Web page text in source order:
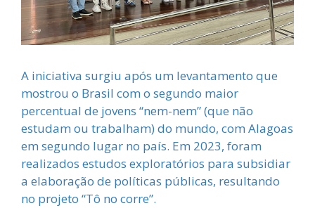
A iniciativa surgiu após um levantamento que
mostrou o Brasil com o segundo maior
percentual de jovens “nem-nem” (que não
estudam ou trabalham) do mundo, com Alagoas
em segundo lugar no país. Em 2023, foram
realizados estudos exploratórios para subsidiar
a elaboração de políticas públicas, resultando
no projeto “Tô no corre”.